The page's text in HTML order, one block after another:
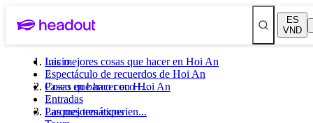
ES
VND
Las mejores cosas que hacer en Hoi An
Espectáculo de recuerdos de Hoi An
Paseo en barco coco Hoi An
Entradas
Parques temáticos
Inicio
Cosas que hacer en H...
Las mejores experien...